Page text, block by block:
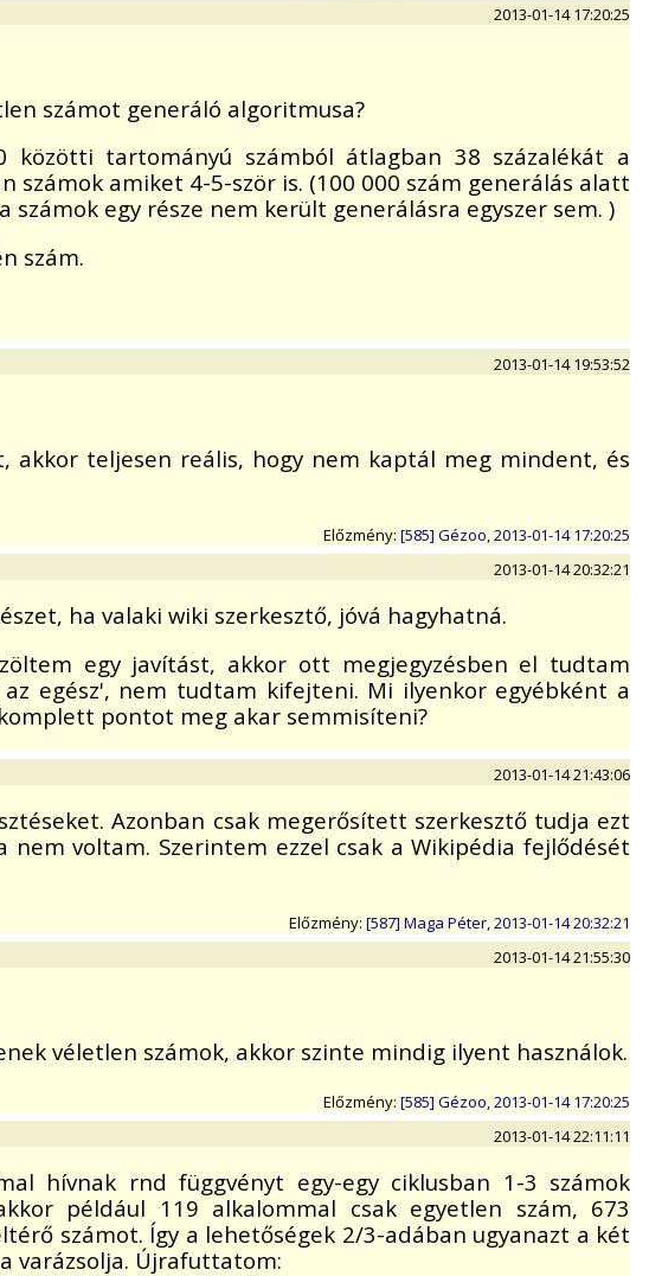
2013-01-14 17:20:25
számot generáló algoritmusa?
tartományú számból átlagban 38 százalékát a
amiket 4-5-ször is. (100 000 szám generálás alatt
egy része nem került generálásra egyszer sem. )
szám.
2013-01-14 19:53:52
akkor teljesen reális, hogy nem kaptál meg mindent, és
Előzmény: [585] Gézoo, 2013-01-14 17:20:25
2013-01-14 20:32:21
ha valaki wiki szerkesztő, jóvá hagyhatná.
egy javítást, akkor ott megjegyzésben el tudtam
egész', nem tudtam kifejteni. Mi ilyenkor egyébként a
pontot meg akar semmisíteni?
2013-01-14 21:43:06
Azonban csak megerősített szerkesztő tudja ezt
voltam. Szerintem ezzel csak a Wikipédia fejlődését
Előzmény: [587] Maga Péter, 2013-01-14 20:32:21
2013-01-14 21:55:30
véletlen számok, akkor szinte mindig ilyent használok.
Előzmény: [585] Gézoo, 2013-01-14 17:20:25
2013-01-14 22:11:11
hívnak rnd függvényt egy-egy ciklusban 1-3 számok
például 119 alkalommal csak egyetlen szám, 673
számot. Így a lehetőségek 2/3-adában ugyanazt a két
varázsolja. Újrafuttatom: